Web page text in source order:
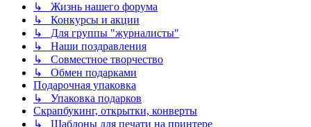
↳ Жизнь нашего форума
↳ Конкурсы и акции
↳ Для группы "журналисты"
↳ Наши поздравления
↳ Совместное творчество
↳ Обмен подарками
Подарочная упаковка
↳ Упаковка подарков
Скрапбукинг, открытки, конверты
↳ Шаблоны для печати на принтере